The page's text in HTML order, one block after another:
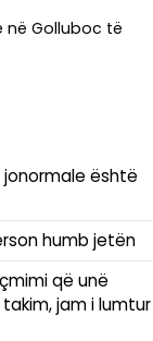
në Golluboc të
jonormale është
humb jetën
që unë
jam i lumtur